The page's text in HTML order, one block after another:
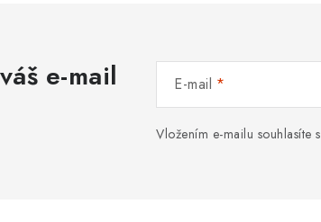
e-mail E-mail
Vložením e-mailu souhlasíte s